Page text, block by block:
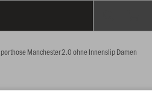
Manchester 2.0 ohne Innenslip Damen